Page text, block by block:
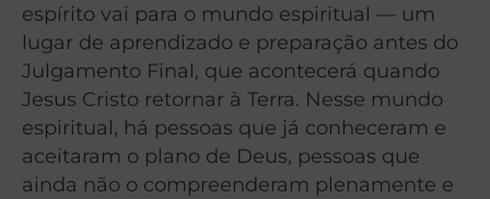
espírito vai para o mundo espiritual — um
lugar de aprendizado e preparação antes do
Julgamento Final, que acontecerá quando
Jesus Cristo retornar à Terra. Nesse mundo
espiritual, há pessoas que já conheceram e
aceitaram o plano de Deus, pessoas que
ainda não o compreenderam plenamente e